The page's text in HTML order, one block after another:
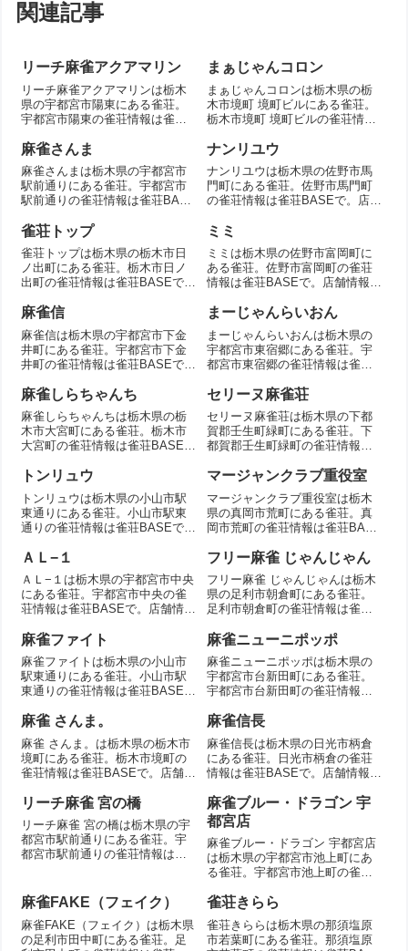
関連記事
リーチ麻雀アクアマリン
リーチ麻雀アクアマリンは栃木
県の宇都宮市陽東にある雀荘。
宇都宮市陽東の雀荘情報は雀荘
まぁじゃんコロン
まぁじゃんコロンは栃木県の栃
木市境町 境町ビルにある雀荘。
栃木市境町 境町ビルの雀荘情報
載。
麻雀さんま
麻雀さんまは栃木県の宇都宮市
駅前通りにある雀荘。宇都宮市
駅前通りの雀荘情報は雀荘BASE
ナンリユウ
ナンリユウは栃木県の佐野市馬
門町にある雀荘。佐野市馬門町
の雀荘情報は雀荘BASEで。店舗
雀荘トップ
雀荘トップは栃木県の栃木市日
ノ出町にある雀荘。栃木市日ノ
出町の雀荘情報は雀荘BASEで。
ミミ
ミミは栃木県の佐野市富岡町に
ある雀荘。佐野市富岡町の雀荘
情報は雀荘BASEで。店舗情報を
麻雀信
麻雀信は栃木県の宇都宮市下金
井町にある雀荘。宇都宮市下金
井町の雀荘情報は雀荘BASEで。
まーじゃんらいおん
まーじゃんらいおんは栃木県の
宇都宮市東宿郷にある雀荘。宇
都宮市東宿郷の雀荘情報は雀荘
麻雀しらちゃんち
麻雀しらちゃんちは栃木県の栃
木市大宮町にある雀荘。栃木市
大宮町の雀荘情報は雀荘BASE
セリーヌ麻雀荘
セリーヌ麻雀荘は栃木県の下都
賀郡壬生町緑町にある雀荘。下
都賀郡壬生町緑町の雀荘情報は
トンリュウ
トンリュウは栃木県の小山市駅
東通りにある雀荘。小山市駅東
通りの雀荘情報は雀荘BASEで。
マージャンクラブ重役室
マージャンクラブ重役室は栃木
県の真岡市荒町にある雀荘。真
岡市荒町の雀荘情報は雀荘BASE
ＡＬ−１
ＡＬ−１は栃木県の宇都宮市中央
にある雀荘。宇都宮市中央の雀
荘情報は雀荘BASEで。店舗情報
フリー麻雀 じゃんじゃん
フリー麻雀 じゃんじゃんは栃木
県の足利市朝倉町にある雀荘。
足利市朝倉町の雀荘情報は雀荘
麻雀ファイト
麻雀ファイトは栃木県の小山市
駅東通りにある雀荘。小山市駅
東通りの雀荘情報は雀荘BASE
麻雀ニューニポッポ
麻雀ニューニポッポは栃木県の
宇都宮市台新田町にある雀荘。
宇都宮市台新田町の雀荘情報は
麻雀 さんま。
麻雀 さんま。は栃木県の栃木市
境町にある雀荘。栃木市境町の
雀荘情報は雀荘BASEで。店舗情
麻雀信長
麻雀信長は栃木県の日光市柄倉
にある雀荘。日光市柄倉の雀荘
情報は雀荘BASEで。店舗情報を
リーチ麻雀 宮の橋
リーチ麻雀 宮の橋は栃木県の宇
都宮市駅前通りにある雀荘。宇
都宮市駅前通りの雀荘情報は雀
麻雀ブルー・ドラゴン 宇
都宮店
麻雀ブルー・ドラゴン 宇都宮店
は栃木県の宇都宮市池上町にあ
る雀荘。宇都宮市池上町の雀荘
掲載。
麻雀FAKE（フェイク）
麻雀FAKE（フェイク）は栃木県
の足利市田中町にある雀荘。足
雀荘きらら
雀荘きららは栃木県の那須塩原
市若葉町にある雀荘。那須塩原